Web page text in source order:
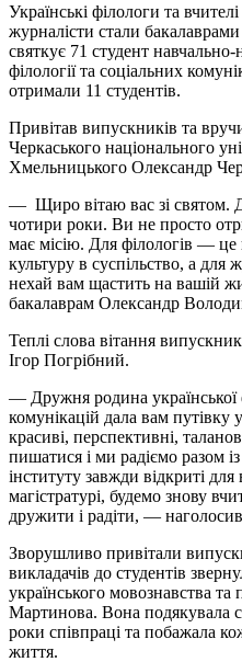
Українські філологи та
журналісти стали
святкує 71 студент навчально-
філології та соціальних
отримали 11 студентів.
Привітав випускників та
Черкаського національного
Хмельницького Олександр
— Щиро вітаю вас зі святом.
чотири роки. Ви не просто
має місію. Для філологів — це
культуру в суспільство, а
нехай вам щастить на вашій
бакалаврам Олександр
Теплі слова вітання
Ігор Погрібний.
— Дружня родина української
комунікацій дала вам путівку
красиві, перспективні,
пишатися і ми радіємо разом
інституту завжди відкриті
магістратурі, будемо знову
дружити і радіти, —
Зворушливо привітали
викладачів до студентів
українського мовознавства та
Мартинова. Вона подякувала
роки співпраці та побажала
життя.